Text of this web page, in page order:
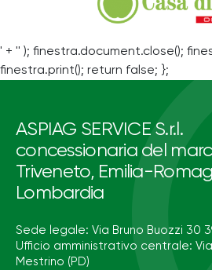
' + '' ); finestra.document.close();
finestra.print(); return false; };
ASPIAG SERVICE S.r.l.
concessionaria del
Triveneto, Emilia-
Lombardia
Sede legale: Via Bruno Buozzi 30
Ufficio amministrativo centrale:
Mestrino (PD)